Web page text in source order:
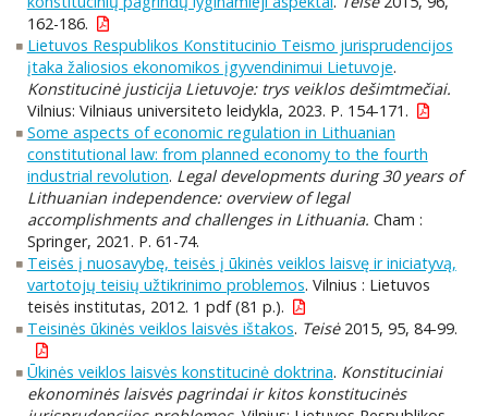
162-186.
Lietuvos Respublikos Konstitucinio Teismo jurisprudencijos
įtaka žaliosios ekonomikos įgyvendinimui Lietuvoje.
Konstitucinė justicija Lietuvoje: trys veiklos dešimtmečiai.
Vilnius: Vilniaus universiteto leidykla, 2023. P. 154-171.
Some aspects of economic regulation in Lithuanian
constitutional law: from planned economy to the fourth
industrial revolution. Legal developments during 30 years of
Lithuanian independence: overview of legal
accomplishments and challenges in Lithuania. Cham :
Springer, 2021. P. 61-74.
Teisės į nuosavybę, teisės į ūkinės veiklos laisvę ir iniciatyvą,
vartotojų teisių užtikrinimo problemos. Vilnius : Lietuvos
teisės institutas, 2012. 1 pdf (81 p.).
Teisinės ūkinės veiklos laisvės ištakos. Teisė2015, 95, 84-99.
Ūkinės veiklos laisvės konstitucinė doktrina. Konstituciniai
ekonominės laisvės pagrindai ir kitos konstitucinės